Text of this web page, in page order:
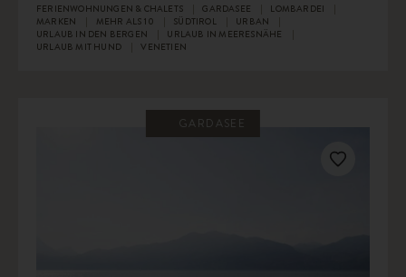
FERIENWOHNUNGEN & CHALETS GARDASEE
LOMBARDEI
MARKEN
MEHR ALS 10 SÜDTIROL
URBAN
URLAUB IN DEN BERGEN
URLAUB IN MEERESNÄHE
URLAUB MIT HUND
VENETIEN
GARDASEE